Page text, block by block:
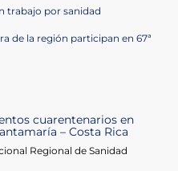
trabajo por sanidad
de la región participan en 67ª
cuarentenarios en
– Costa Rica
Regional de Sanidad